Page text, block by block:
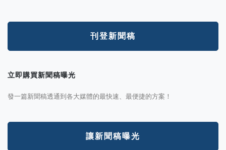
刊登新聞稿
立即購買新聞稿曝光
發一篇新聞稿透通到各大媒體的最快速、最便捷的方案！
讓新聞稿曝光